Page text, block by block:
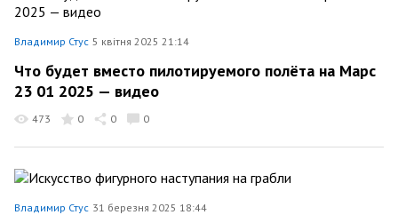
Владимир Стус 5 квітня 2025 21:14
Что будет вместо пилотируемого полёта на Марс
23 01 2025 — видео
473 0 0 0
Владимир Стус 31 березня 2025 18:44